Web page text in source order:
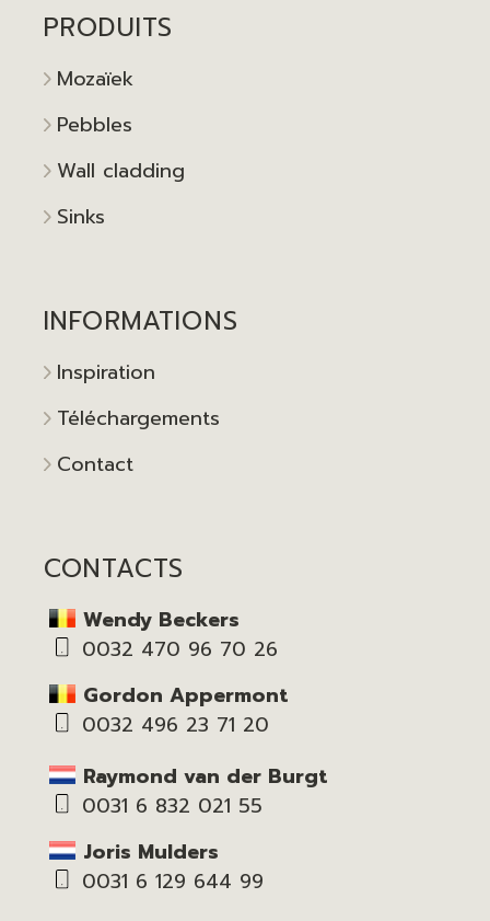
PRODUITS
Mozaïek
Pebbles
Wall cladding
Sinks
INFORMATIONS
Inspiration
Téléchargements
Contact
CONTACTS
Wendy Beckers
0032 470 96 70 26
Gordon Appermont
0032 496 23 71 20
Raymond van der Burgt
0031 6 832 021 55
Joris Mulders
0031 6 129 644 99